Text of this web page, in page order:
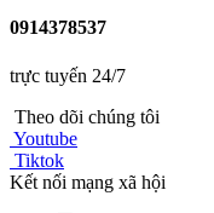
0914378537
trực tuyến 24/7
Theo dõi chúng tôi
Youtube
Tiktok
Kết nối mạng xã hội